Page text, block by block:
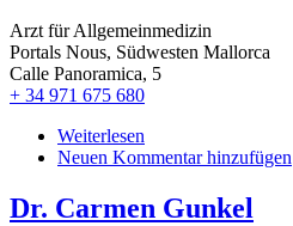
Arzt für Allgemeinmedizin
Portals Nous, Südwesten Mallorca
Calle Panoramica, 5
+ 34 971 675 680
Weiterlesen
Dr.
Johnsson
Neuen Kommentar hinzufügen
Dr. Carmen Gunkel